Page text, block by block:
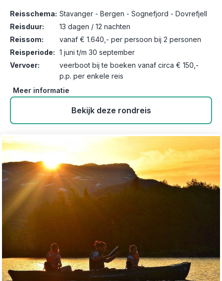
Reisschema: Stavanger - Bergen - Sognefjord - Dovrefjell
Reisduur:
13 dagen / 12 nachten
Reissom:
vanaf € 1.640,- per persoon bij 2 personen
Reisperiode: 1 juni t/m 30 september
Vervoer:
veerboot bij te boeken vanaf circa € 150,-
p.p. per enkele reis
Meer informatie
Bekijk deze rondreis